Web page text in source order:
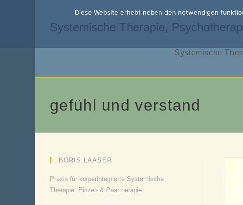
Systemische Therapie,
Systemische
gefühl und verstand
BORIS LAASER
Praxis für körperintegrierte Systemische
Therapie. Einzel- & Paartherapie.
Diese Website erhebt neben den notwendigen